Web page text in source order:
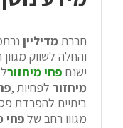
חברת מדיליין
והחלה לשווק
ישנם פחי מיחזור
מיחזור לפחיות ,
ביתיים להפרדת
מגוון רחב שלפחי